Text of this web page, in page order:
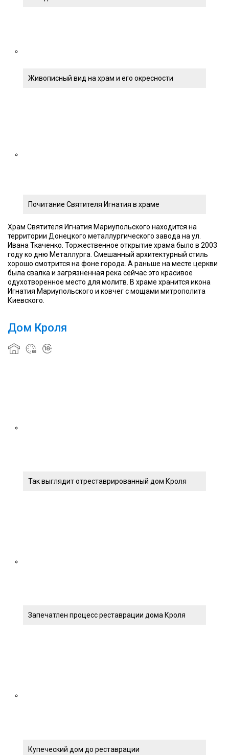
Живописный вид на храм и его окресности
Почитание Святителя Игнатия в храме
Храм Святителя Игнатия Мариупольского находится на
территории Донецкого металлургического завода на ул.
Ивана Ткаченко. Торжественное открытие храма было в 2003
году ко дню Металлурга. Смешанный архитектурный стиль
хорошо смотрится на фоне города. А раньше на месте церкви
была свалка и загрязненная река сейчас это красивое
одухотворенное место для молитв. В храме хранится икона
Игнатия Мариупольского и ковчег с мощами митрополита
Киевского.
Дом Кроля
Так выглядит отреставрированный дом Кроля
Запечатлен процесс реставрации дома Кроля
Купеческий дом до реставрации